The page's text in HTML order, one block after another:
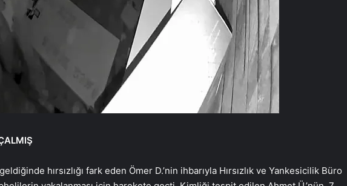
hırsızlığı fark eden Ömer D.’nin ihbarıyla Hırsızlık ve Yankesicilik Büro